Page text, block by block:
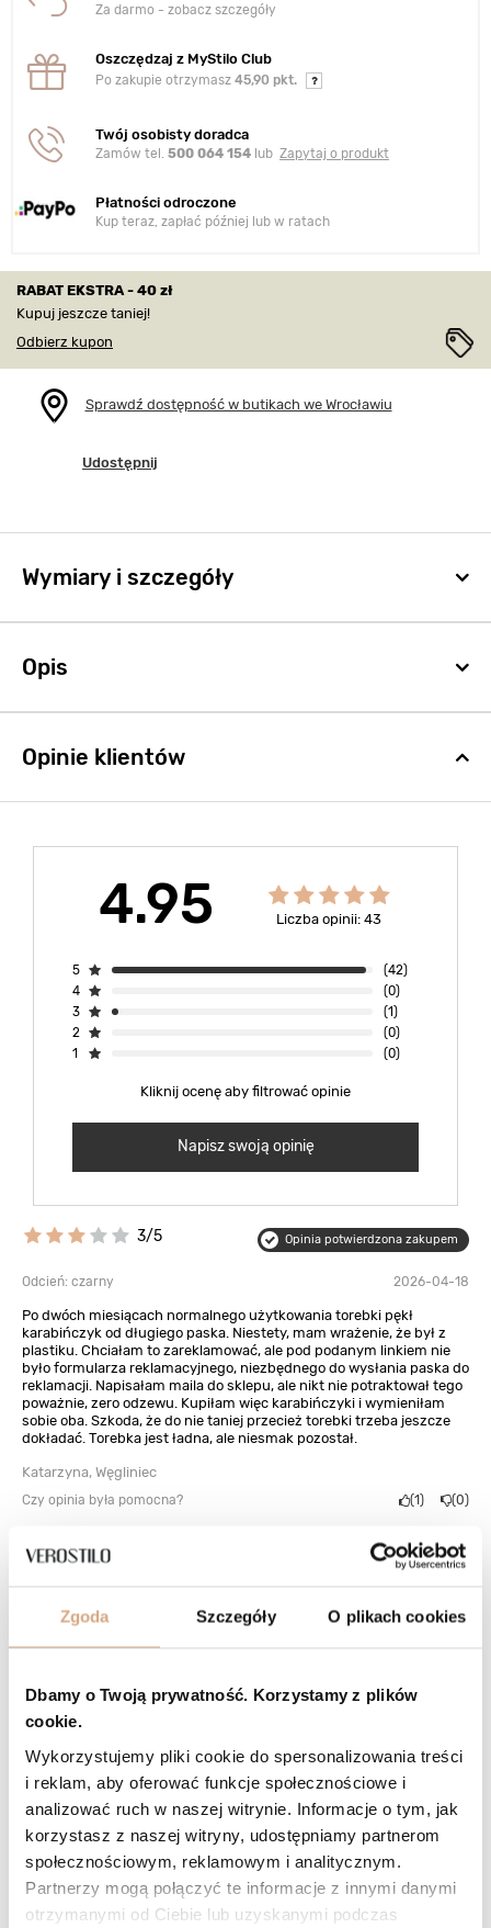
Zgoda Szczegóły O plikach cookies
Dbamy o Twoją prywatność. Korzystamy z plików
cookie.
Wykorzystujemy pliki cookie do spersonalizowania treści
i reklam, aby oferować funkcje społecznościowe i
analizować ruch w naszej witrynie. Informacje o tym, jak
korzystasz z naszej witryny, udostępniamy partnerom
społecznościowym, reklamowym i analitycznym.
Partnerzy mogą połączyć te informacje z innymi danymi
otrzymanymi od Ciebie lub uzyskanymi podczas
Za darmo - zobacz szczegóły
Oszczędzaj z MyStilo Club
Po zakupie otrzymasz 45,90 pkt.
Twój osobisty doradca
Zamów tel. 500 064 154 lub Zapytaj o produkt
Płatności odroczone
Kup teraz, zapłać później lub w ratach
RABAT EKSTRA - 40 zł
Kupuj jeszcze taniej!
Odbierz kupon
Sprawdź dostępność w butikach we Wrocławiu
Udostępnij
Wymiary i szczegóły
Opis
Opinie klientów
4.95 Liczba opinii: 43
5
(42)
4
(0)
3
(1)
2
(0)
1
(0)
Kliknij ocenę aby filtrować opinie
Napisz swoją opinię
3/5 Opinia potwierdzona zakupem
Odcień: czarny 2026-04-18
Po dwóch miesiącach normalnego użytkowania torebki pękł
karabińczyk od długiego paska. Niestety, mam wrażenie, że był z
plastiku. Chciałam to zareklamować, ale pod podanym linkiem nie
było formularza reklamacyjnego, niezbędnego do wysłania paska do
reklamacji. Napisałam maila do sklepu, ale nikt nie potraktował tego
poważnie, zero odzewu. Kupiłam więc karabińczyki i wymieniłam
sobie oba. Szkoda, że do nie taniej przecież torebki trzeba jeszcze
dokładać. Torebka jest ładna, ale niesmak pozostał.
Katarzyna, Węgliniec
Czy opinia była pomocna? 1 0
Odpowiedź sklepu
przesłaliśmy link do formularza reklamacyjnego online, jednak
zwrotnie zgłoszenia reklamacji nie otrzymaliśmy. Szkoda, bo w
takich przypadkach karabińczyki wymieniamy bezpłatnie.
Odcień: czarny
Jakość pierwsza klasa, pachnąca skóra. Klasa sama w sobie.
Zamówione dwie torebki i chyba nie ostatnie. Niech się schowają
szpanerskie marki wykonane ze sztucznych materiałów, a marka
winduje cenę. Oryginalność, a nie szpan👍😉
Robert, Tarnobrzeg
Czy opinia była pomocna?